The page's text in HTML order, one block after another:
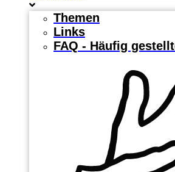
Themen
Links
FAQ - Häufig